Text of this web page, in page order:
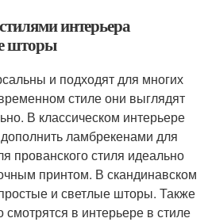
интерьера
шторы
и подходят для многих
стиле они выглядят
В классическом интерьере
ламбрекенами для
прованского стиля идеально
принтом. В скандинавском
и светлые шторы. Также
в интерьере в стиле